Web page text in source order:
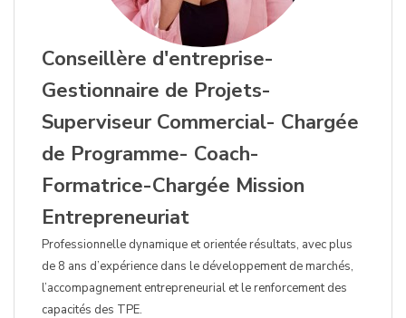
Conseillère d'entreprise-
Gestionnaire de Projets-
Superviseur Commercial- Chargée
de Programme- Coach-
Formatrice-Chargée Mission
Entrepreneuriat
Professionnelle dynamique et orientée résultats, avec plus
de 8 ans d’expérience dans le développement de marchés,
l’accompagnement entrepreneurial et le renforcement des
capacités des TPE.